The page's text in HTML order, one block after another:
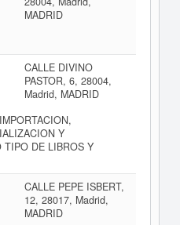
MADRID
CALLE DIVINO
PASTOR, 6, 28004,
Madrid, MADRID
Y
TIPO DE LIBROS Y
CALLE PEPE ISBERT,
12, 28017, Madrid,
MADRID